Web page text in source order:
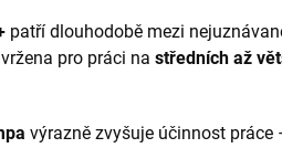
patří dlouhodobě mezi
pro práci na středních až
výrazně zvyšuje účinnost